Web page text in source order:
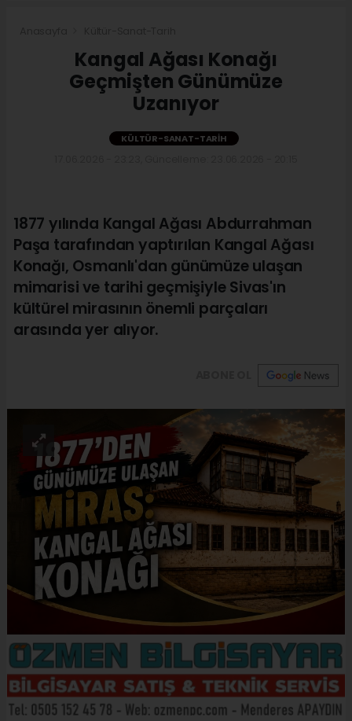
Kangal Ağası Konağı
Geçmişten Günümüze
Uzanıyor
KÜLTÜR-SANAT-TARIH
1877 yılında Kangal Ağası Abdurrahman
Paşa tarafından yaptırılan Kangal Ağası
Konağı, Osmanlı'dan günümüze ulaşan
mimarisi ve tarihi geçmişiyle Sivas'ın
kültürel mirasının önemli parçaları
arasında yer alıyor.